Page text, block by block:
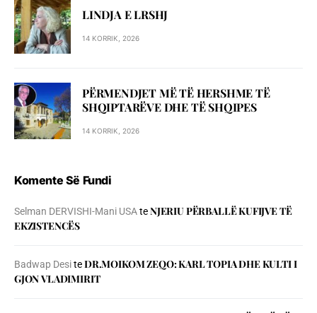
LINDJA E LRSHJ
14 KORRIK, 2026
PËRMENDJET MË TË HERSHME TË
SHQIPTARËVE DHE TË SHQIPES
14 KORRIK, 2026
Komente Së Fundi
Selman DERVISHI-Mani USAteNJERIU PЁRBALLЁ KUFIJVE TЁ
EKZISTENCЁS
Badwap DesiteDR.MOIKOM ZEQO: KARL TOPIA DHE KULTI I
GJON VLADIMIRIT